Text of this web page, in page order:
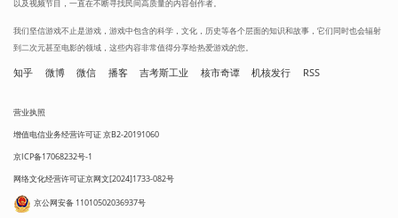
以及视频节目，一直在不断寻找民间高质量的内容创作者。
我们坚信游戏不止是游戏，游戏中包含的科学，文化，历史等各个层面的知识和故事，它们同时也会辐射
到二次元甚至电影的领域，这些内容非常值得分享给热爱游戏的您。
知乎 微博 微信 播客 吉考斯工业 核市奇谭 机核发行 RSS
营业执照
增值电信业务经营许可证 京B2-20191060
京ICP备17068232号-1
网络文化经营许可证京网文[2024]1733-082号
京公网安备 11010502036937号